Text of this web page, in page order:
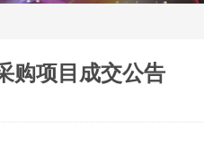
购项目成交公告